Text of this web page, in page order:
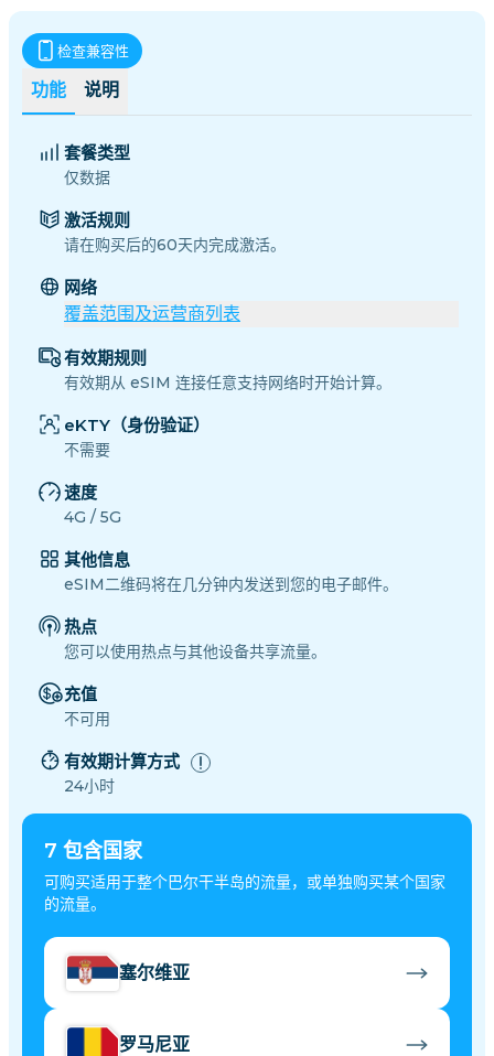
7 包含国家
可购买适用于整个巴尔干半岛的流量，或单独购买某个国家
的流量。
塞尔维亚
罗马尼亚
功能 说明
检查兼容性
套餐类型
仅数据
激活规则
请在购买后的60天内完成激活。
网络
覆盖范围及运营商列表
有效期规则
有效期从 eSIM 连接任意支持网络时开始计算。
eKTY（身份验证）
不需要
速度
4G / 5G
其他信息
eSIM二维码将在几分钟内发送到您的电子邮件。
热点
您可以使用热点与其他设备共享流量。
充值
不可用
有效期计算方式
24小时